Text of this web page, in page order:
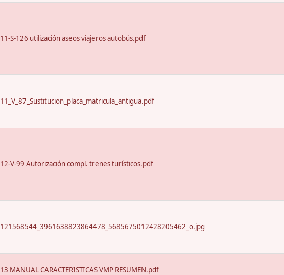
11-S-126 utilización aseos viajeros autobús.pdf
11_V_87_Sustitucion_placa_matricula_antigua.pdf
12-V-99 Autorización compl. trenes turísticos.pdf
121568544_3961638823864478_5685675012428205462_o.jpg
13 MANUAL CARACTERISTICAS VMP RESUMEN.pdf